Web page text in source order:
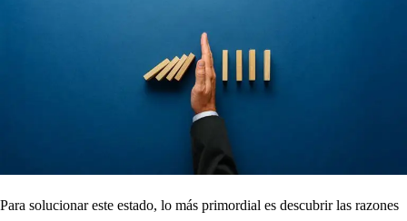
Para solucionar este estado, lo más primordial es descubrir las razones